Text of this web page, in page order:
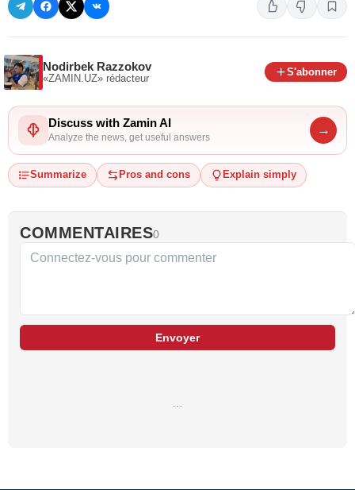
Nodirbek Razzokov
«ZAMIN.UZ» rédacteur
S'abonner
Discuss with Zamin AI
Analyze the news, get useful answers
→
Summarize Pros and cons Explain simply
COMMENTAIRES0
Envoyer